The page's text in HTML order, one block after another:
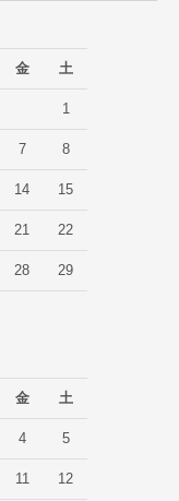
金 土
1
7 8
14 15
21 22
28 29
金 土
4 5
11 12